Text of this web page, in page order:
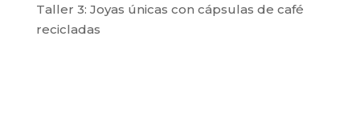
Taller 3: Joyas únicas con cápsulas de café
recicladas